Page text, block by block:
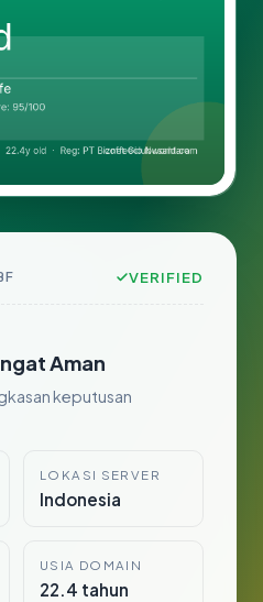
VERIFIED
Aman
keputusan
LOKASI SERVER
Indonesia
USIA DOMAIN
22.4 tahun